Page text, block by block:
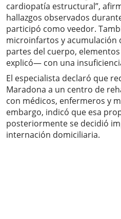
cardiopatía estructural”,
hallazgos observados
participó como veedor.
microinfartos y acumulación
partes del cuerpo,
explicó— con una
El especialista declaró que
Maradona a un centro de
con médicos, enfermeros y
embargo, indicó que esa
posteriormente se decidió
internación domiciliaria.